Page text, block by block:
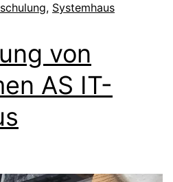
, Systemhaus
von
AS IT-